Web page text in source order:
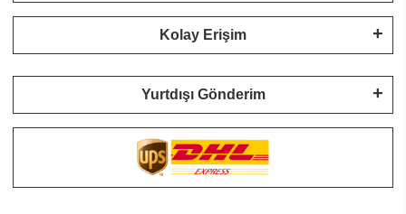
Kolay Erişim
Yurtdışı Gönderim